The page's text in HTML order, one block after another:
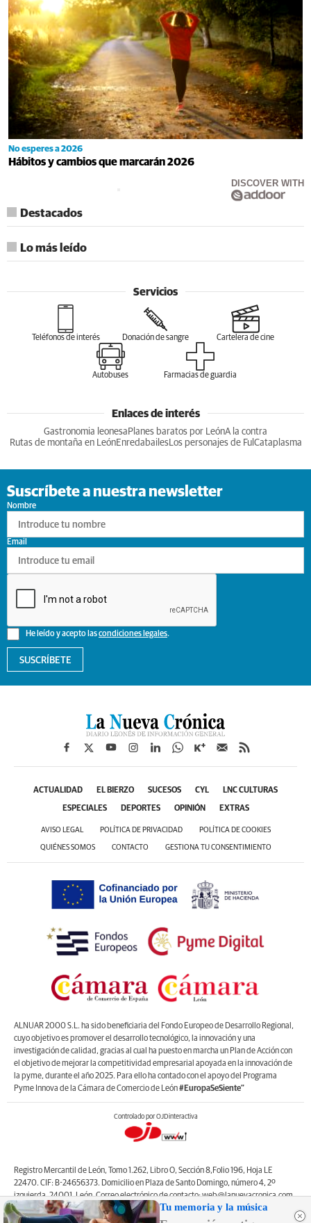
No esperes a 2026
Hábitos y cambios que marcarán 2026
DISCOVER WITH
Destacados
Lo más leído
Servicios
Teléfonos de interés Donación de sangre Cartelera de cine
Autobuses Farmacias de guardia
Enlaces de interés
Gastronomia leonesa Planes baratos por LeónA la contra
Rutas de montaña en LeónEnredabailesLos personajes de Ful Cataplasma
Suscríbete a nuestra newsletter
Nombre
He leído y acepto lascondiciones legales.
Email
SUSCRÍBETE
ACTUALIDAD EL BIERZO SUCESOS CYL LNC CULTURAS
ESPECIALES DEPORTES OPINIÓN EXTRAS
AVISO LEGAL POLÍTICA DE PRIVACIDAD POLÍTICA DE COOKIES
QUIÉNES SOMOS CONTACTO GESTIONA TU CONSENTIMIENTO
ALNUAR 2000 S.L. ha sido beneficiaria del Fondo Europeo de Desarrollo Regional,
cuyo objetivo es promover el desarrollo tecnológico, la innovación y una
investigación de calidad, gracias al cual ha puesto en marcha un Plan de Acción con
el objetivo de mejorar la competitividad empresarial apoyada en la innovación de
la pyme, durante el año 2025. Para ello ha contado con el apoyo del Programa
Pyme Innova de la Cámara de Comercio de León#EuropaSeSiente”
Controlado por OJDinteractiva
Registro Mercantil de León, Tomo 1.262, Libro O, Sección 8,Folio 196, Hoja LE
22470. CIF: B-24656373. Domicilio en Plaza de Santo Domingo, número 4, 2º
izquierda, 24001, León. Correo electrónico de contacto: web@lanuevacronica.com.
Copyright © ALNUAR 2000 S.L. (LA NUEVA CRÓNICA). Incluye contenidos de la
empresa, de empresas del grupo o de terceros.
Tu memoria y la música